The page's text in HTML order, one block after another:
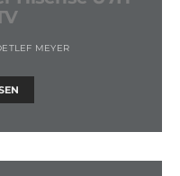
MEYER